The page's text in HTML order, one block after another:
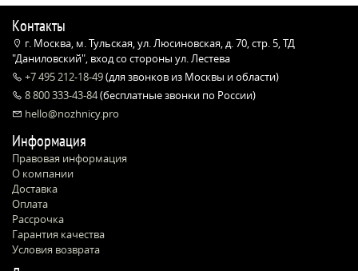
Контакты
г. Москва, м. Тульская, ул. Люсиновская, д. 70, стр. 5, ТД
"Даниловский", вход со стороны ул. Лестева
+7 495 212-18-49(для звонков из Москвы и области)
8 800 333-43-84(бесплатные звонки по России)
hello@nozhnicy.pro
Информация
Правовая информация
О компании
Доставка
Оплата
Рассрочка
Гарантия качества
Условия возврата